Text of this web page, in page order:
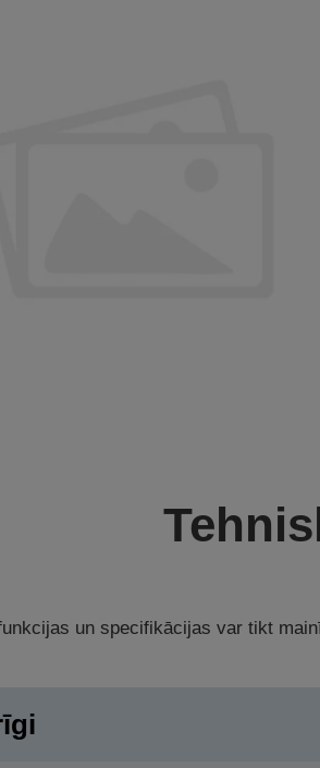
un specifikācijas var tikt